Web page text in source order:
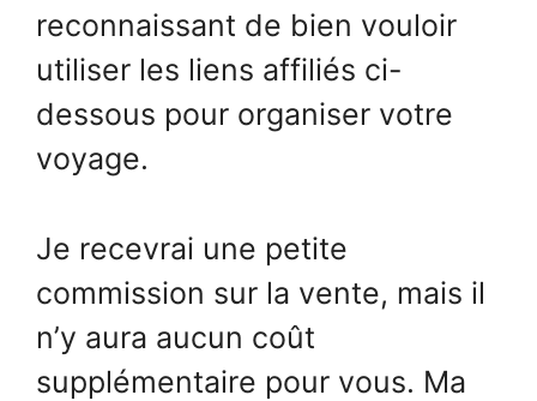
reconnaissant de bien vouloir
utiliser les liens affiliés ci-
dessous pour organiser votre
voyage.
Je recevrai une petite
commission sur la vente, mais il
n’y aura aucun coût
supplémentaire pour vous. Ma